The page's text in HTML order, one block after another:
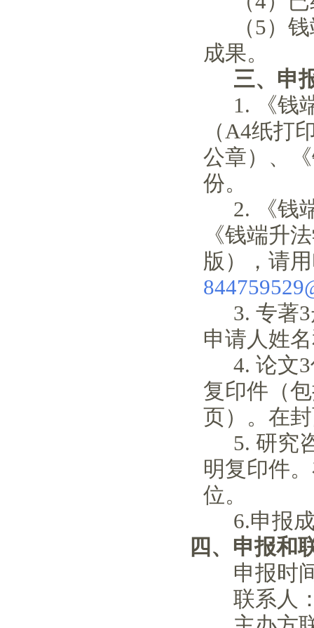
（5）
成果。
三、申
1. 《钱
（A4纸打
公章）、
份。
2.
《
《钱端升
版），请
3. 专著
申请人姓
4. 论文
复印件（
页）。在
5. 研究
明复印件
位。
6.申报
四、申报和
申报时
联系人